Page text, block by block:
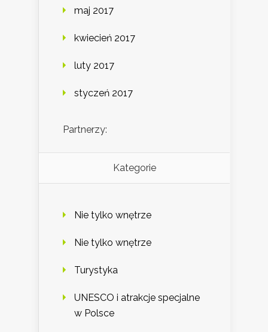
maj 2017
kwiecień 2017
luty 2017
styczeń 2017
Partnerzy:
Kategorie
Nie tylko wnętrze
Nie tylko wnętrze
Turystyka
UNESCO i atrakcje specjalne
w Polsce